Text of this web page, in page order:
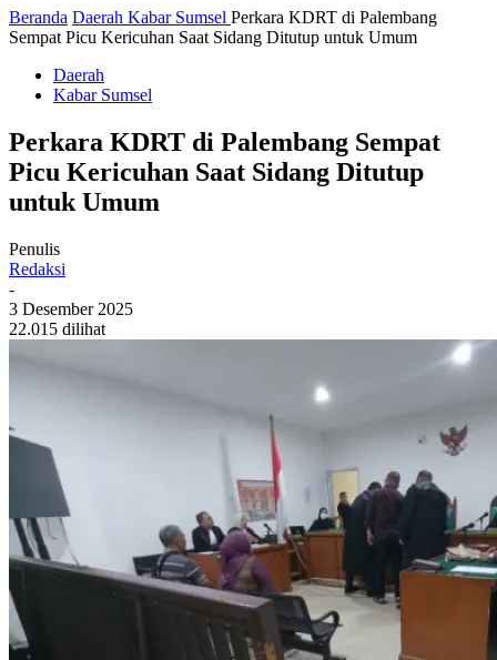
Beranda Daerah Kabar Sumsel Perkara KDRT di Palembang
Sempat Picu Kericuhan Saat Sidang Ditutup untuk Umum
Daerah
Kabar Sumsel
Perkara KDRT di Palembang Sempat
Picu Kericuhan Saat Sidang Ditutup
untuk Umum
Penulis
Redaksi
-
3 Desember 2025
22.015 dilihat